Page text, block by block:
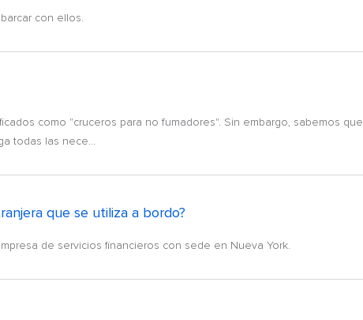
con ellos.
como "cruceros para no fumadores". Sin embargo, sabemos que
todas las nece...
que se utiliza a bordo?
de servicios financieros con sede en Nueva York.